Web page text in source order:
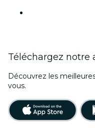
Téléchargez notre
Découvrez les
vous.